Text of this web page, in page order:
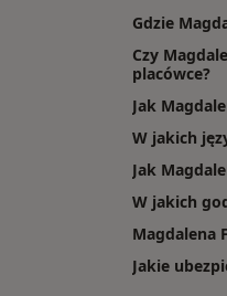
Gdzie
Czy
placówce?
Jak
W jakich
Jak
W jakich
Magdalena
Jakie